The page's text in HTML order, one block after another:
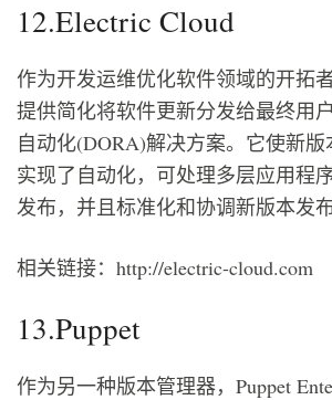
12.Electric Cloud
作为开发运维优化软件领域的开拓
提供简化将软件更新分发给最终用
自动化(DORA)解决方案。它使新
实现了自动化，可处理多层应用程
发布，并且标准化和协调新版本发布
相关链接：http://electric-cloud.com
13.Puppet
作为另一种版本管理器，Puppet